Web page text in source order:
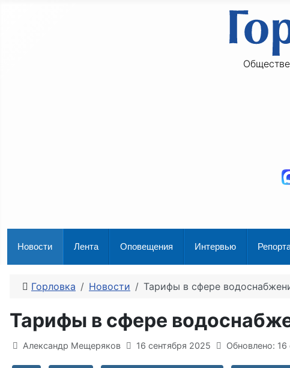
Новости Лента Оповещения Интервью
Горловка Новости Тарифы в сфере
Тарифы в сфере
Информация о материале
Александр Мещеряков 16 сентября 2025 Обновлено: 16